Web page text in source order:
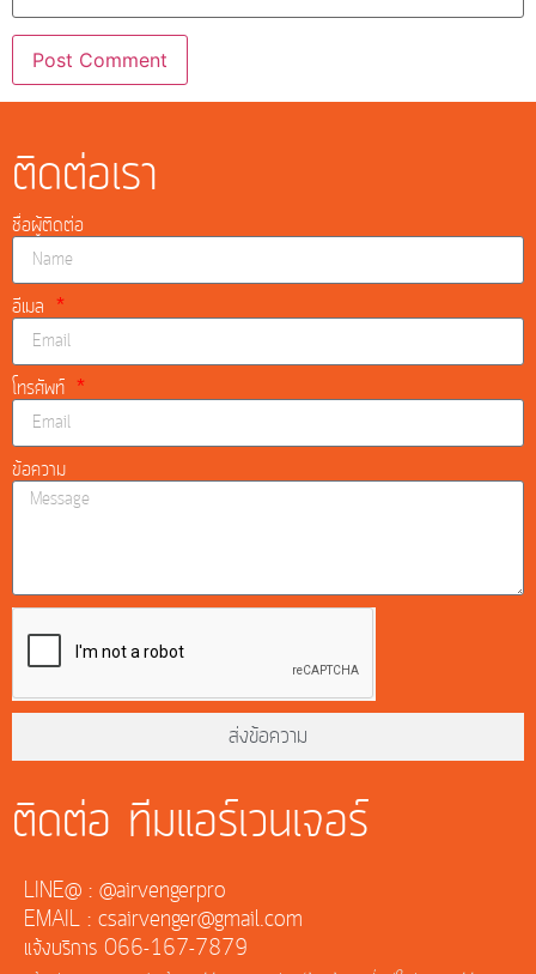
ติดต่อเรา
ชื่อผู้ติดต่อ
อีเมล
โทรศัพท์
ข้อความ
ส่งข้อความ
ติดต่อ ทีมแอร์เวนเจอร์
LINE@ : @airvengerpro
EMAIL : csairvenger@gmail.com
แจ้งบริการ 066-167-7879